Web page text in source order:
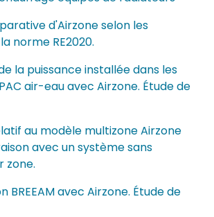
d'Airzone selon les
norme RE2020.
la puissance installée dans les
air-eau avec Airzone. Étude de
au modèle multizone Airzone
avec un système sans
zone.
BREEAM avec Airzone. Étude de